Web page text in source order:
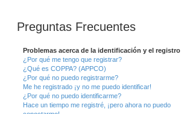
Preguntas Frecuentes
Problemas acerca de la identificación y el registro
¿Por qué me tengo que registrar?
¿Qué es COPPA? (APPCO)
¿Por qué no puedo registrarme?
Me he registrado ¡y no me puedo identificar!
¿Por qué no puedo identificarme?
Hace un tiempo me registré, ¡pero ahora no puedo